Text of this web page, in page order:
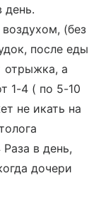
день.
(без
после еды
отрыжка, а
1-4 ( по 5-10
не икать на
в день,
дочери